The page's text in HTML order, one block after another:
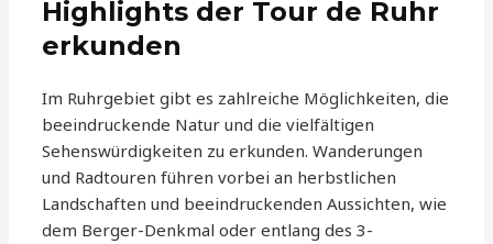
Highlights der Tour de Ruhr
erkunden
Im Ruhrgebiet gibt es zahlreiche Möglichkeiten, die
beeindruckende Natur und die vielfältigen
Sehenswürdigkeiten zu erkunden. Wanderungen
und Radtouren führen vorbei an herbstlichen
Landschaften und beeindruckenden Aussichten, wie
dem Berger-Denkmal oder entlang des 3-